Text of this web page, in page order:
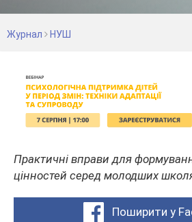
Журнал НУШ
Практичні вправи для
цінностей серед молодших
Поширити у